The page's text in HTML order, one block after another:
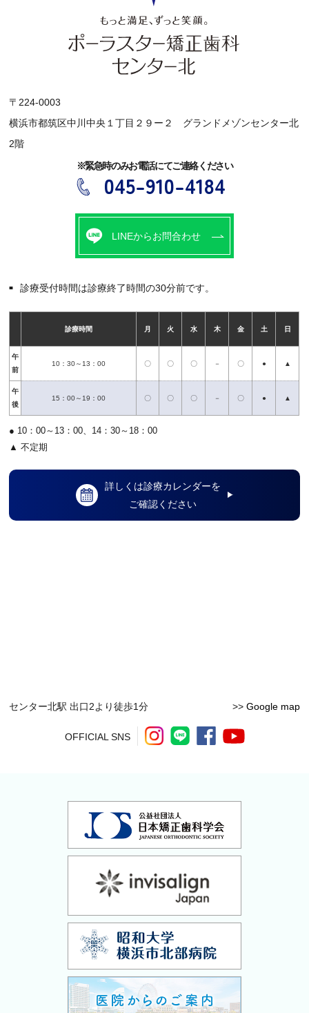
〒224-0003
横浜市都筑区中川中央１丁目２９ー２ グランドメゾンセンター北
2階
※緊急時のみお電話にてご連絡ください
045-910-4184
LINEからお問合わせ
診療受付時間は診療終了時間の30分前です。
診療時間 月 火 水 木 金 土 日
午
前
10：30～13：00 〇 〇 〇 － 〇 ● ▲
午
後
15：00～19：00 〇 〇 〇 － 〇 ● ▲
● 10：00～13：00、14：30～18：00
▲ 不定期
詳しくは診療カレンダーを
ご確認ください
センター北駅 出口2より徒歩1分 >> Google map
OFFICIAL SNS